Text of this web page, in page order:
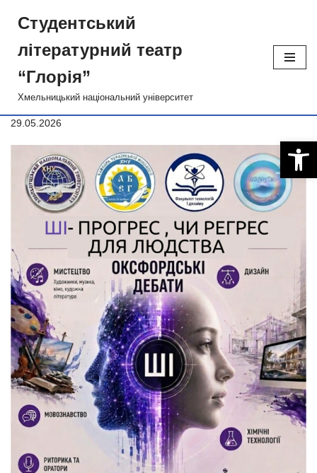
до
вмісту
Студентський
лiтературний театр
“Глорiя”
Хмельницький національний університет
29.05.2026